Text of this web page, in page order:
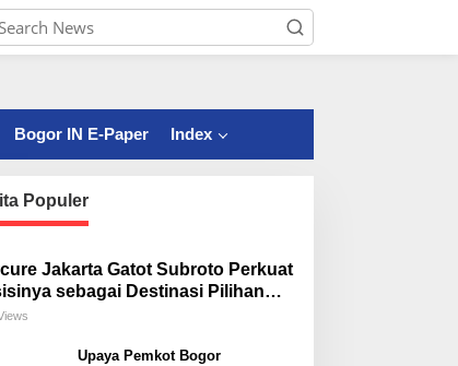
Bogor IN E-Paper Index
Populer
Jakarta Gatot Subroto Perkuat
sebagai Destinasi Pilihan
Bisnis, Staycation, Meeting, dan
Upaya Pemkot Bogor